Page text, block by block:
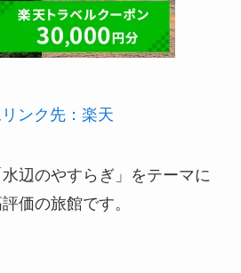
ンク先：楽天
辺のやすらぎ」をテーマに
価の旅館です。